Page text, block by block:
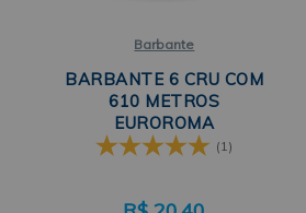
Barbante
BARBANTE 6 CRU COM
610 METROS
EUROROMA
(1)